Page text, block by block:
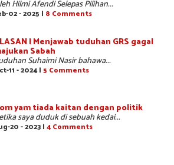
Hilmi Afendi Selepas Pilihan...
02 - 2025 | 8 Comments
| Menjawab tuduhan GRS gagal
Sabah
Suhaimi Nasir bahawa...
11 - 2024 | 5 Comments
yam tiada kaitan dengan politik
saya duduk di sebuah kedai...
20 - 2023 | 4 Comments